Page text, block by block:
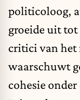
politicoloog,
groeide uit tot
critici van het
waarschuwt
cohesie